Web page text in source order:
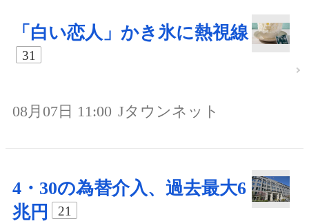
「白い恋人」かき氷に熱視線
31
08月07日 11:00 Jタウンネット
4・30の為替介入、過去最大6
兆円
21